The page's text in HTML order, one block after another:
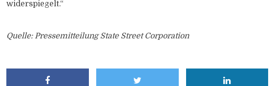
widerspiegelt.“
Quelle: Pressemitteilung State Street Corporation